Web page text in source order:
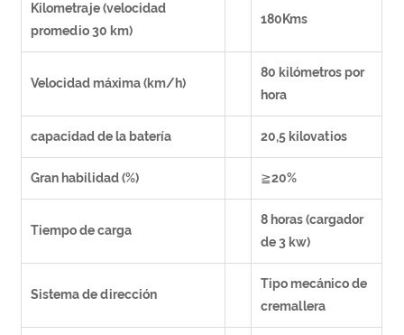
Kilometraje (velocidad
promedio 30 km)
180Kms
Velocidad máxima (km/h)
80 kilómetros por
hora
capacidad de la batería 20,5 kilovatios
Gran habilidad (%) ≧20%
Tiempo de carga
8 horas (cargador
de 3 kw)
Sistema de dirección
Tipo mecánico de
cremallera